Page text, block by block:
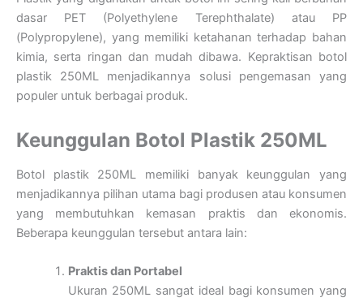
dasar PET (Polyethylene Terephthalate) atau PP
(Polypropylene), yang memiliki ketahanan terhadap bahan
kimia, serta ringan dan mudah dibawa. Kepraktisan botol
plastik 250ML menjadikannya solusi pengemasan yang
populer untuk berbagai produk.
Keunggulan Botol Plastik 250ML
Botol plastik 250ML memiliki banyak keunggulan yang
menjadikannya pilihan utama bagi produsen atau konsumen
yang membutuhkan kemasan praktis dan ekonomis.
Beberapa keunggulan tersebut antara lain:
Praktis dan Portabel
Ukuran 250ML sangat ideal bagi konsumen yang